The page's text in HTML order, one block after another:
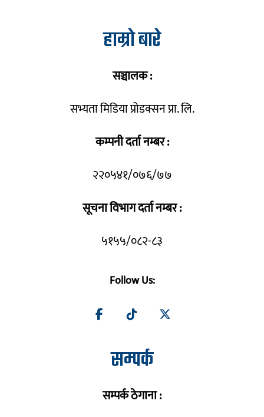
हाम्रो बारे
सञ्चालक :
सभ्यता मिडिया प्रोडक्सन प्रा. लि.
कम्पनी दर्ता नम्बर :
२२०५४१/०७६/७७
सूचना विभाग दर्ता नम्बर :
५१५५/०८२-८३
Follow Us:
सम्पर्क
सम्पर्क ठेगाना :